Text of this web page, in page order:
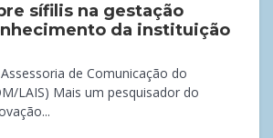
sífilis na gestação
da instituição
de Comunicação do
LAIS) Mais um pesquisador do